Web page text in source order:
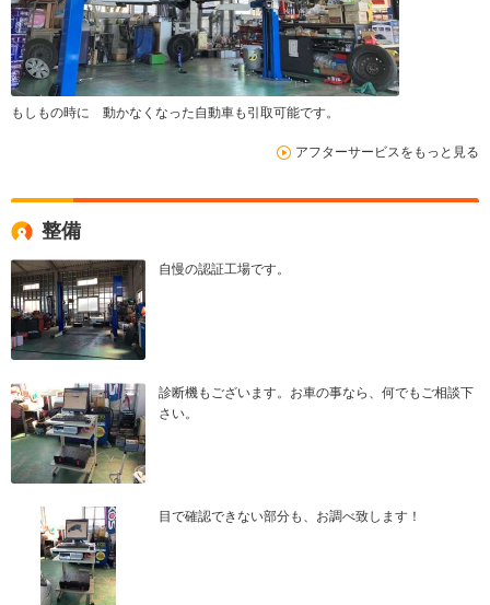
もしもの時に 動かなくなった自動車も引取可能です。
アフターサービスをもっと見る
整備
自慢の認証工場です。
診断機もございます。お車の事なら、何でもご相談下
さい。
目で確認できない部分も、お調べ致します！